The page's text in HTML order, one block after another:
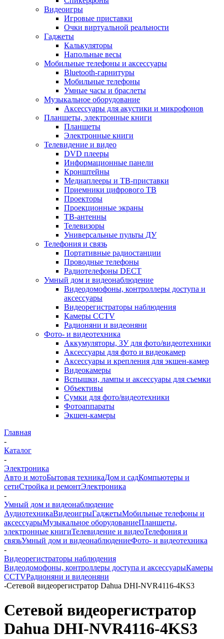
Видеоигры
Игровые приставки
Очки виртуальной реальности
Гаджеты
Калькуляторы
Напольные весы
Мобильные телефоны и аксессуары
Bluetooth-гарнитуры
Мобильные телефоны
Умные часы и браслеты
Музыкальное оборудование
Аксессуары для акустики и микрофонов
Планшеты, электронные книги
Планшеты
Электронные книги
Телевидение и видео
DVD плееры
Информационные панели
Кронштейны
Медиаплееры и ТВ-приставки
Приемники цифрового ТВ
Проекторы
Проекционные экраны
ТВ-антенны
Телевизоры
Универсальные пульты ДУ
Телефония и связь
Портативные радиостанции
Проводные телефоны
Радиотелефоны DECT
Умный дом и видеонаблюдение
Видеодомофоны, контроллеры доступа и
аксессуары
Видеорегистраторы наблюдения
Камеры CCTV
Радионяни и видеоняни
Фото- и видеотехника
Аккумуляторы, ЗУ для фото/видеотехники
Аксессуары для фото и видеокамер
Аксессуары и крепления для экшен-камер
Видеокамеры
Вспышки, лампы и аксессуары для съемки
Объективы
Сумки для фото/видеотехники
Фотоаппараты
Экшен-камеры
Главная
-
Каталог
-
Электроника
Авто и мотоБытовая техникаДом и садКомпьютеры и
сетиСтройка и ремонтЭлектроника
-
Умный дом и видеонаблюдение
АудиотехникаВидеоигрыГаджетыМобильные телефоны и
аксессуарыМузыкальное оборудованиеПланшеты,
электронные книгиТелевидение и видеоТелефония и
связьУмный дом и видеонаблюдениеФото- и видеотехника
-
Видеорегистраторы наблюдения
Видеодомофоны, контроллеры доступа и аксессуарыКамеры
CCTVРадионяни и видеоняни
-Сетевой видеорегистратор Dahua DHI-NVR4116-4KS3
Сетевой видеорегистратор
Dahua DHI-NVR4116-4KS3